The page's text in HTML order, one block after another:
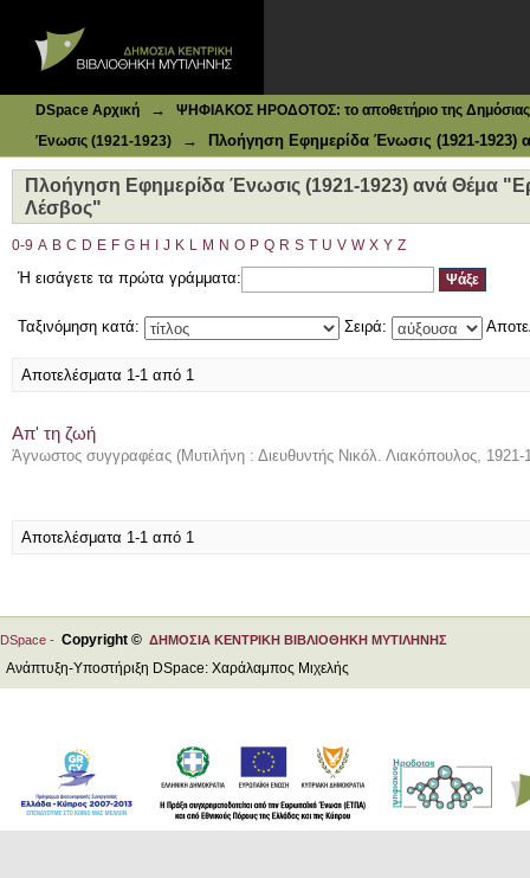
DSpace Αρχική →
ΨΗΦΙΑΚΟΣ ΗΡΟΔΟΤΟΣ: το αποθετήριο της Δημόσιας
Ένωσις (1921-1923)
→ Πλοήγηση Εφημερίδα Ένωσις (1921-1923)
Πλοήγηση Εφημερίδα Ένωσις (1921-1923) ανά Θέμα
Λέσβος"
0-9 A B C D E F G H J K L M N O P Q R S T U V W X Y Z
Ή εισάγετε τα πρώτα γράμματα:
Ταξινόμηση κατά: Σειρά:
Αποτελέσματα 1-1 από 1
Απ' τη ζωή
Άγνωστος συγγραφέας (Μυτιλήνη : Διευθυντής Νικόλ. Λιακόπουλος, 1921-
Αποτελέσματα 1-1 από 1
DSpace - Copyright © ΔΗΜΟΣΙΑ ΚΕΝΤΡΙΚΗ ΒΙΒΛΙΟΘΗΚΗ ΜΥΤΙΛΗΝΗΣ
Ανάπτυξη-Υποστήριξη DSpace: Χαράλαμπος Μιχελής